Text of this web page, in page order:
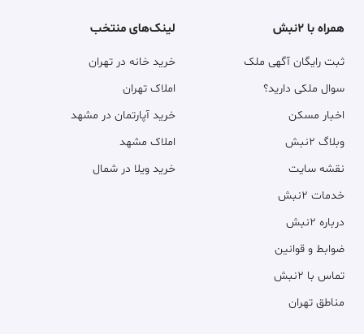
همراه با ۲نبش
ثبت رایگان آگهی ملک
سوال ملکی دارید؟
اخبار مسکن
وبلاگ ۲نبش
نقشه سایت
خدمات ۲نبش
درباره ۲نبش
ضوابط و قوانین
تماس با ۲نبش
مناطق تهران
لینک‌های منتخب
خرید خانه در تهران
املاک تهران
خرید آپارتمان در مشهد
املاک مشهد
خرید ویلا در شمال